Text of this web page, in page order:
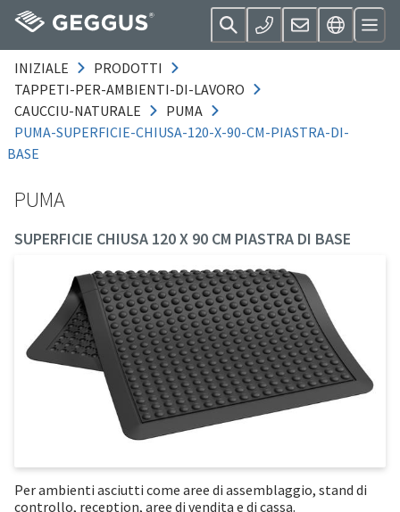
INIZIALE
PRODOTTI
TAPPETI-PER-AMBIENTI-DI-LAVORO
CAUCCIU-NATURALE
PUMA
PUMA-SUPERFICIE-CHIUSA-120-X-90-CM-PIASTRA-DI-
BASE
PUMA
SUPERFICIE CHIUSA 120 X 90 CM PIASTRA DI BASE
Per ambienti asciutti come aree di assemblaggio, stand di
controllo, reception, aree di vendita e di cassa.